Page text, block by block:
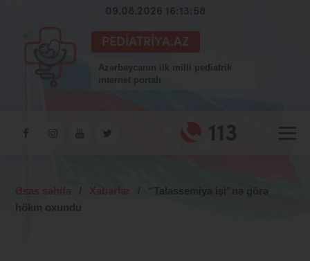
09.08.2026 16:13:58
PEDIATRIYA.AZ
Azərbaycanın ilk milli pediatrik
internet portalı
113
Əsas səhifə / Xəbərlər /
“Talassemiya işi”nə görə
hökm oxundu